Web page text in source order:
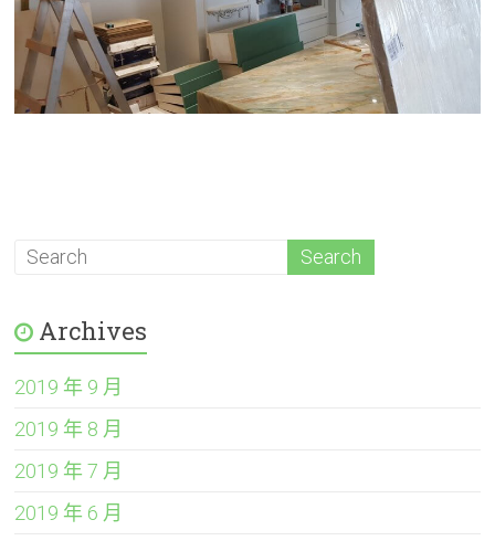
Archives
2019 年 9 月
2019 年 8 月
2019 年 7 月
2019 年 6 月